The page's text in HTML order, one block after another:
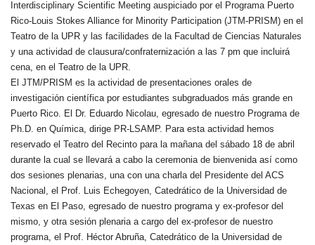
Interdisciplinary Scientific Meeting auspiciado por el Programa Puerto
Rico-Louis Stokes Alliance for Minority Participation (JTM-PRISM) en el
Teatro de la UPR y las facilidades de la Facultad de Ciencias Naturales
y una actividad de clausura/confraternización a las 7 pm que incluirá
cena, en el Teatro de la UPR.
El JTM/PRISM es la actividad de presentaciones orales de
investigación científica por estudiantes subgraduados más grande en
Puerto Rico. El Dr. Eduardo Nicolau, egresado de nuestro Programa de
Ph.D. en Química, dirige PR-LSAMP. Para esta actividad hemos
reservado el Teatro del Recinto para la mañana del sábado 18 de abril
durante la cual se llevará a cabo la ceremonia de bienvenida así como
dos sesiones plenarias, una con una charla del Presidente del ACS
Nacional, el Prof. Luis Echegoyen, Catedrático de la Universidad de
Texas en El Paso, egresado de nuestro programa y ex-profesor del
mismo, y otra sesión plenaria a cargo del ex-profesor de nuestro
programa, el Prof. Héctor Abruña, Catedrático de la Universidad de